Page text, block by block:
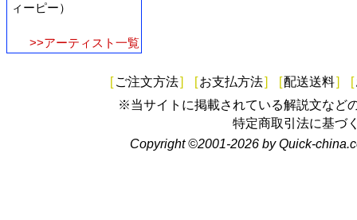
ィーピー）
>>アーティスト一覧
[ ご注文方法] [お支払方法] [配送送料] [
※当サイトに掲載されている解説文など
特定商取引法に基づ
Copyright ©2001-2026 by Quick-